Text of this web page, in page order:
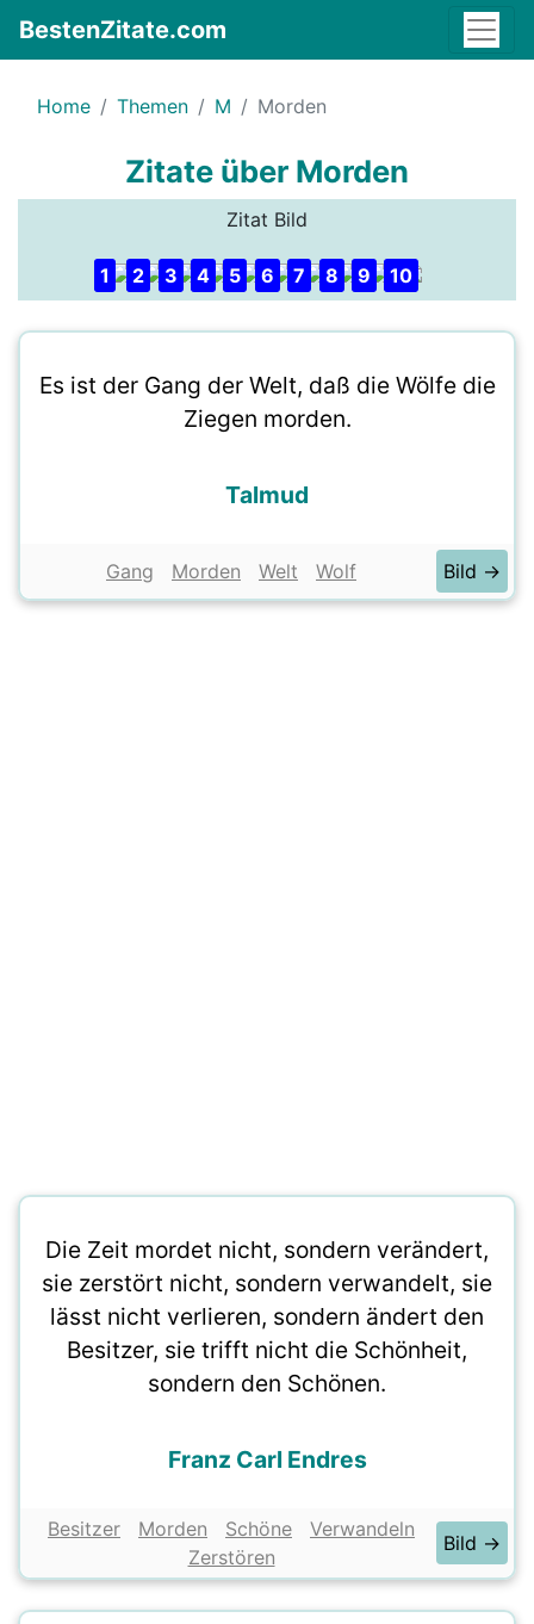
BestenZitate.com
Home Themen M Morden
Zitate über Morden
Zitat Bild
1 2 3 4 5 6 7 8 9 10
Es ist der Gang der Welt, daß die Wölfe die
Ziegen morden.
Talmud
Gang Morden Welt Wolf Bild →
Die Zeit mordet nicht, sondern verändert,
sie zerstört nicht, sondern verwandelt, sie
lässt nicht verlieren, sondern ändert den
Besitzer, sie trifft nicht die Schönheit,
sondern den Schönen.
Franz Carl Endres
Besitzer Morden Schöne
Verwandeln
Zerstören
Bild →